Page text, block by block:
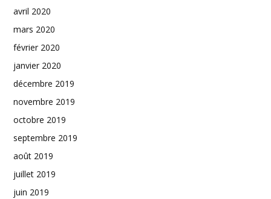
avril 2020
mars 2020
février 2020
janvier 2020
décembre 2019
novembre 2019
octobre 2019
septembre 2019
août 2019
juillet 2019
juin 2019